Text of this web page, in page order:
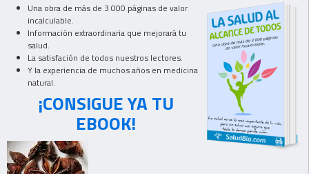
Una obra de más de 3.000 páginas de valor
incalculable.
Información extraordinaria que mejorará tu
salud.
La satisfación de todos nuestros lectores.
Y la experiencia de muchos años en medicina
natural.
¡CONSIGUE YA TU
EBOOK!